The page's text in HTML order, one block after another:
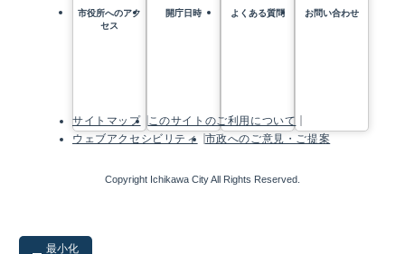
市役所へのアク
セス
開庁日時 よくある質問 お問い合わせ
サイトマップ
このサイトのご利用について
ウェブアクセシビリティ
市政へのご意見・ご提案
Copyright Ichikawa City All Rights Reserved.
最小化